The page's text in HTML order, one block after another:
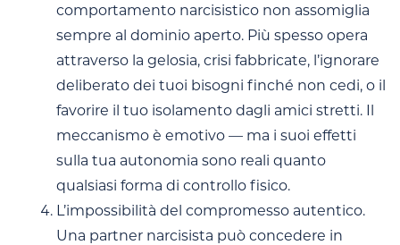
comportamento narcisistico non assomiglia
sempre al dominio aperto. Più spesso opera
attraverso la gelosia, crisi fabbricate, l’ignorare
deliberato dei tuoi bisogni finché non cedi, o il
favorire il tuo isolamento dagli amici stretti. Il
meccanismo è emotivo — ma i suoi effetti
sulla tua autonomia sono reali quanto
qualsiasi forma di controllo fisico.
L’impossibilità del compromesso autentico.
Una partner narcisista può concedere in